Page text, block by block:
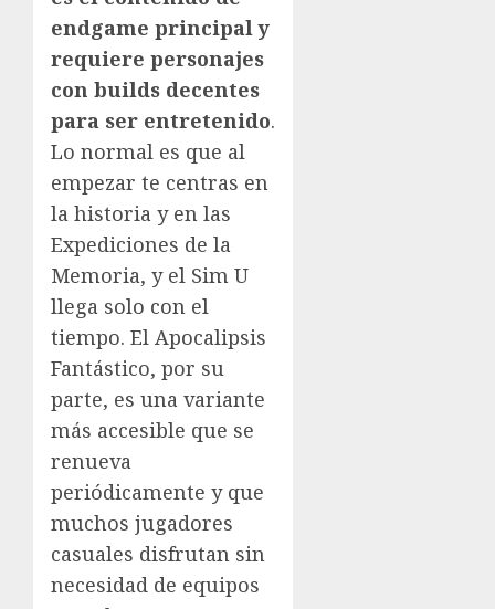
endgame principal y
requiere personajes
con builds decentes
para ser entretenido.
Lo normal es que al
empezar te centras en
la historia y en las
Expediciones de la
Memoria, y el Sim U
llega solo con el
tiempo. El Apocalipsis
Fantástico, por su
parte, es una variante
más accesible que se
renueva
periódicamente y que
muchos jugadores
casuales disfrutan sin
necesidad de equipos